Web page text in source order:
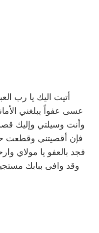
أتيت اليك يا رب
عسى عفواً يبلغني
وأنت وسيلتي وإليك
فإن أقصيتني وقطعت
فجد بالعفو يا مولاي
وقد وافى ببابك